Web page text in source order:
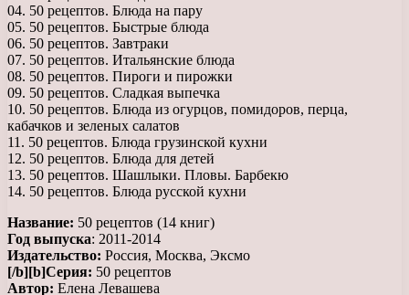
04. 50 рецептов. Блюда на пару
05. 50 рецептов. Быстрые блюда
06. 50 рецептов. Завтраки
07. 50 рецептов. Итальянские блюда
08. 50 рецептов. Пироги и пирожки
09. 50 рецептов. Сладкая выпечка
10. 50 рецептов. Блюда из огурцов, помидоров, перца,
кабачков и зеленых салатов
11. 50 рецептов. Блюда грузинской кухни
12. 50 рецептов. Блюда для детей
13. 50 рецептов. Шашлыки. Пловы. Барбекю
14. 50 рецептов. Блюда русской кухни
Название: 50 рецептов (14 книг)
Год выпуска: 2011-2014
Издательство: Россия, Москва, Эксмо
[/b][b]Серия: 50 рецептов
Автор: Елена Левашева